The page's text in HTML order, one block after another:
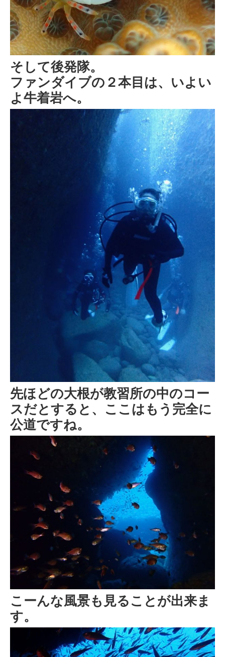
そして後発隊。
ファンダイブの２本目は、いよい
よ牛着岩へ。
先ほどの大根が教習所の中のコー
スだとすると、ここはもう完全に
公道ですね。
こーんな風景も見ることが出来ま
す。